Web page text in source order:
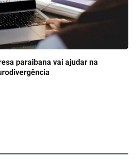
paraibana vai ajudar na